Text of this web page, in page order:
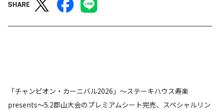
SHARE
「チャンピオン・カーニバル2026」～ステーキハウス寿楽
presents～5.2郡山大会のプレミアムシート完売、スペシャルリン